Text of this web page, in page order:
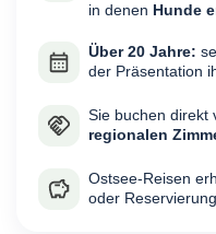
in denen Hunde
Über 20 Jahre:
der Präsentation
Sie buchen direkt
regionalen
Ostsee-Reisen
oder Reservierung